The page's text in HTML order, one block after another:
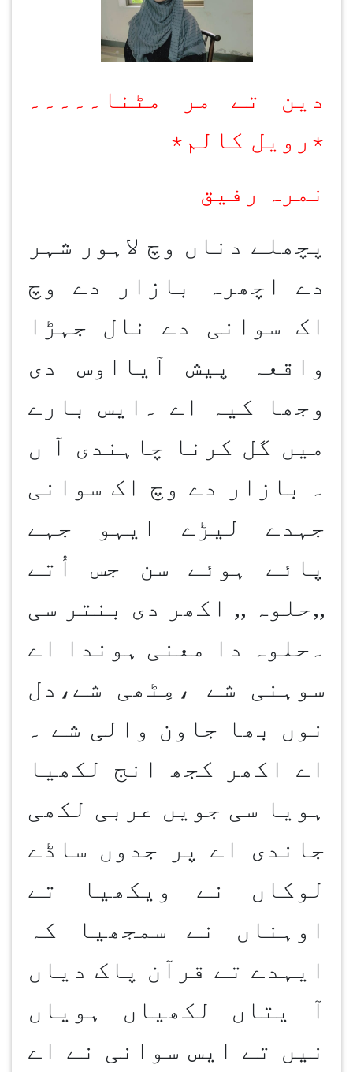
دین تے مر مٹنا۔۔۔۔۔
٭رویل کالم٭
نمرہ رفیق
پچھلے دناں وچ لاہور شہر
دے اچھرہ بازار دے وچ
اک سوانی دے نال جہڑا
واقعہ پیش آیاا وس دی
وجھا کیہ اے ۔ایس بارے
میں گل کرنا چاہندی آ ں
۔ بازار دے وچ اک سوانی
جہدے لیڑے ایہو جہے
پائے ہوئے سن جس اُتے
,,حلوہ ,, اکھر دی بنتر سی
۔حلوہ دا معنی ہوندا اے
سوہنی شے ،مِٹھی شے،دل
نوں بھا جاون والی شے ۔
اے اکھر کجھ انج لکھیا
ہویا سی جویں عربی لکھی
جاندی اے پر جدوں ساڈے
لوکاں نے ویکھیا تے
اوہناں نے سمجھیا کہ
ایہدے تے قرآن پاک دیاں
آ یتاں لکھیاں ہویاں
نیں تے ایس سوانی نے اے